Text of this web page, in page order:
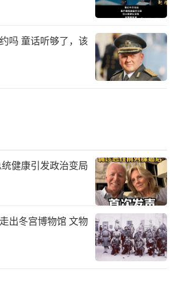
吗 童话听够了，该
健康引发政治变局
出冬宫博物馆 文物